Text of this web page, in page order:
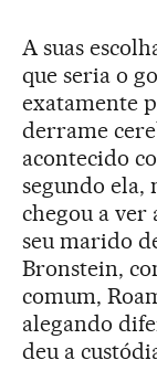
A suas
que seria o
exatamente
derrame
acontecido
segundo
chegou a ver
seu marido
Bronstein,
comum,
alegando
deu a